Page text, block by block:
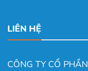
LIÊN HỆ
CÔNG TY CỔ